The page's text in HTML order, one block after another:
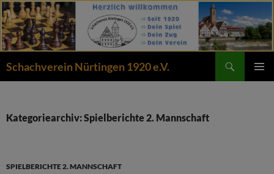
Zum
Inhalt
springen
Schachverein Nürtingen 1920 e.V.
Kategoriearchiv: Spielberichte 2. Mannschaft
SPIELBERICHTE 2. MANNSCHAFT